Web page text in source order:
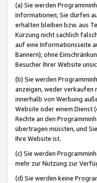
(a) Sie werden
Informationen; Sie dürfen
erhalten bleiben bzw. aus
Kürzung nicht sachlich
auf eine Informationsseite
Bannern); ohne
Besucher Ihrer Website
(b) Sie werden
anzeigen, weder verkaufen
innerhalb von Werbung
Website oder einem Dienst
Rechte an den
übertragen müssten, und
Ihre Website ist.
(c) Sie werden
mehr zur Nutzung zur
(d) Sie werden keine